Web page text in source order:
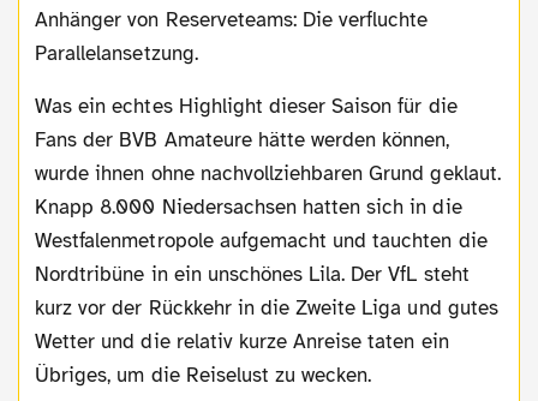
Anhänger von Reserveteams: Die verfluchte
Parallelansetzung.
Was ein echtes Highlight dieser Saison für die
Fans der BVB Amateure hätte werden können,
wurde ihnen ohne nachvollziehbaren Grund geklaut.
Knapp 8.000 Niedersachsen hatten sich in die
Westfalenmetropole aufgemacht und tauchten die
Nordtribüne in ein unschönes Lila. Der VfL steht
kurz vor der Rückkehr in die Zweite Liga und gutes
Wetter und die relativ kurze Anreise taten ein
Übriges, um die Reiselust zu wecken.